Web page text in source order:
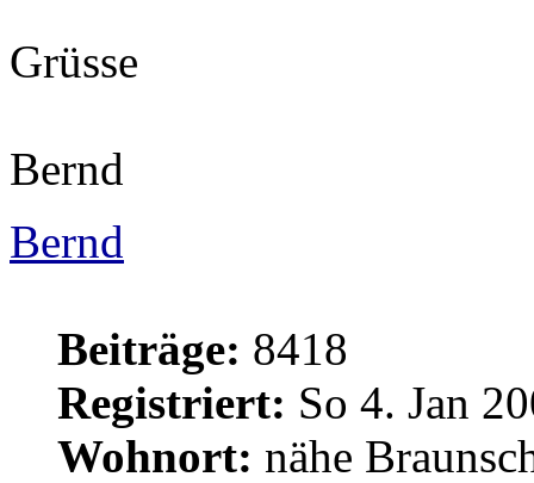
Grüsse
Bernd
Bernd
Beiträge: 8418
Registriert: So 4. Jan
Wohnort: nähe